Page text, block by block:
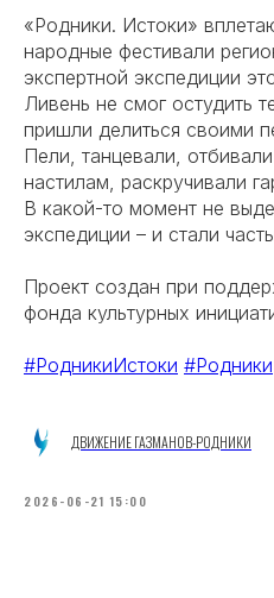
«Родники. Истоки»
народные фестивали
экспертной экспедиции
Ливень не смог остудить
пришли делиться своими
Пели, танцевали,
настилам, раскручивали
В какой-то момент не
экспедиции – и стали
Проект создан при
фонда культурных
#РодникиИстоки #Родники
ДВИЖЕНИЕ ГАЗМАНОВ-РОДНИКИ
2026-06-21 15:00